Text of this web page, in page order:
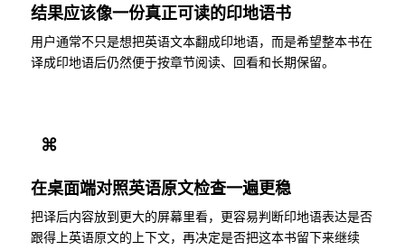
结果应该像一份真正可读的印地语书
用户通常不只是想把英语文本翻成印地语，而是希望整本书在
译成印地语后仍然便于按章节阅读、回看和长期保留。
⌘
在桌面端对照英语原文检查一遍更稳
把译后内容放到更大的屏幕里看，更容易判断印地语表达是否
跟得上英语原文的上下文，再决定是否把这本书留下来继续